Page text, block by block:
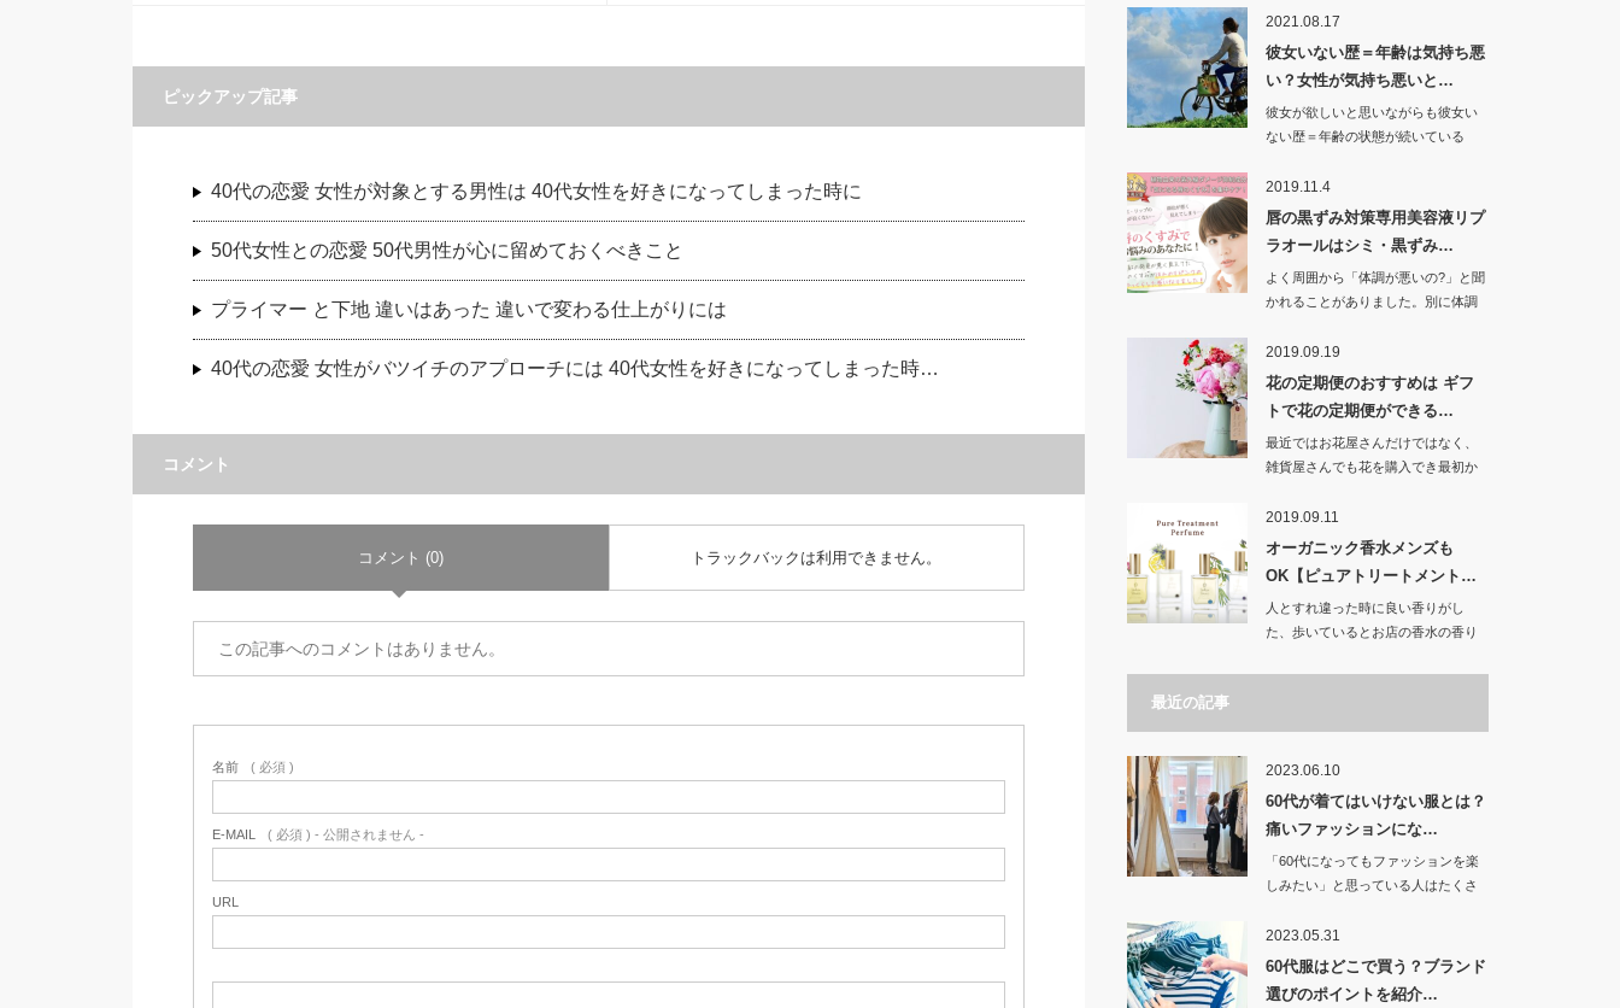
ピックアップ記事
40代の恋愛 女性が対象とする男性は 40代女性を好きになってしまった時に
50代女性との恋愛 50代男性が心に留めておくべきこと
プライマー と下地 違いはあった 違いで変わる仕上がりには
40代の恋愛 女性がバツイチのアプローチには 40代女性を好きになってしまった時…
コメント
コメント (0) トラックバックは利用できません。
この記事へのコメントはありません。
名前 ( 必須 )
E-MAIL ( 必須 ) - 公開されません -
URL
2021.08.17
彼女いない歴＝年齢は気持ち悪
い？女性が気持ち悪いと…
彼女が欲しいと思いながらも彼女い
ない歴＝年齢の状態が続いている
2019.11.4
唇の黒ずみ対策専用美容液リプ
ラオールはシミ・黒ずみ…
よく周囲から「体調が悪いの?」と聞
かれることがありました。別に体調
2019.09.19
花の定期便のおすすめは ギフ
トで花の定期便ができる…
最近ではお花屋さんだけではなく、
雑貨屋さんでも花を購入でき最初か
2019.09.11
オーガニック香水メンズも
OK【ピュアトリートメント…
人とすれ違った時に良い香りがし
た、歩いているとお店の香水の香り
最近の記事
2023.06.10
60代が着てはいけない服とは？
痛いファッションにな…
「60代になってもファッションを楽
しみたい」と思っている人はたくさ
2023.05.31
60代服はどこで買う？ブランド
選びのポイントを紹介…